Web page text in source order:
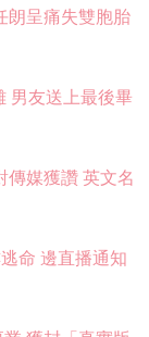
朗呈痛失雙胞胎
男友送上最後畢
傳媒獲讚 英文名
命 邊直播通知